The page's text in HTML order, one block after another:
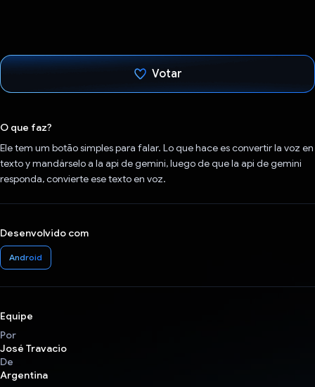
Votar
O que faz?
Ele tem um botão simples para falar. Lo que hace es convertir la voz en
texto y mandárselo a la api de gemini, luego de que la api de gemini
responda, convierte ese texto en voz.
Desenvolvido com
Android
Equipe
Por
José Travacio
De
Argentina